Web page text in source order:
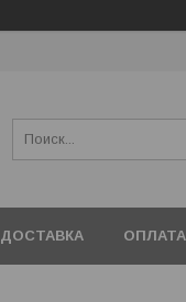
ДОСТАВКА ОПЛАТА